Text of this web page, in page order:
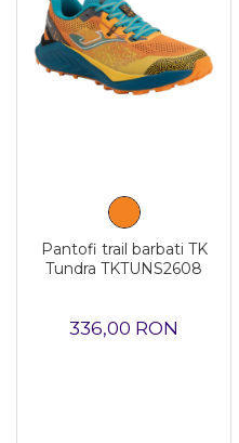
Pantofi trail barbati TK
Tundra TKTUNS2608
336,00 RON